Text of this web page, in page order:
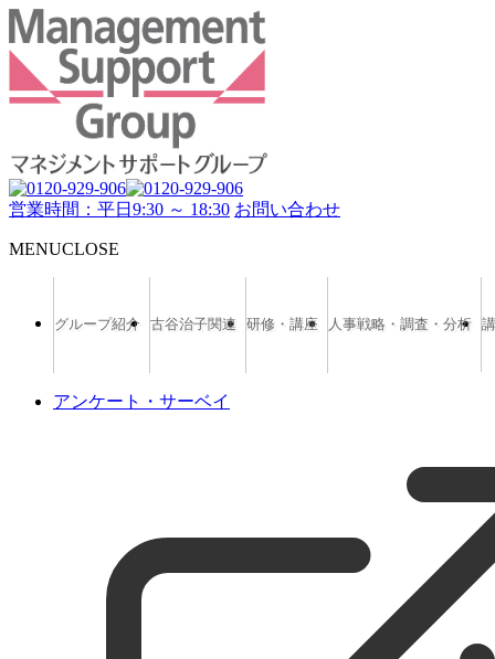
営業時間：平日9:30 ～ 18:30 お問い合わせ
MENUCLOSE
グループ紹介 古谷治子関連 研修・講座 人事戦略・調査・分析
アンケート・サーベイ